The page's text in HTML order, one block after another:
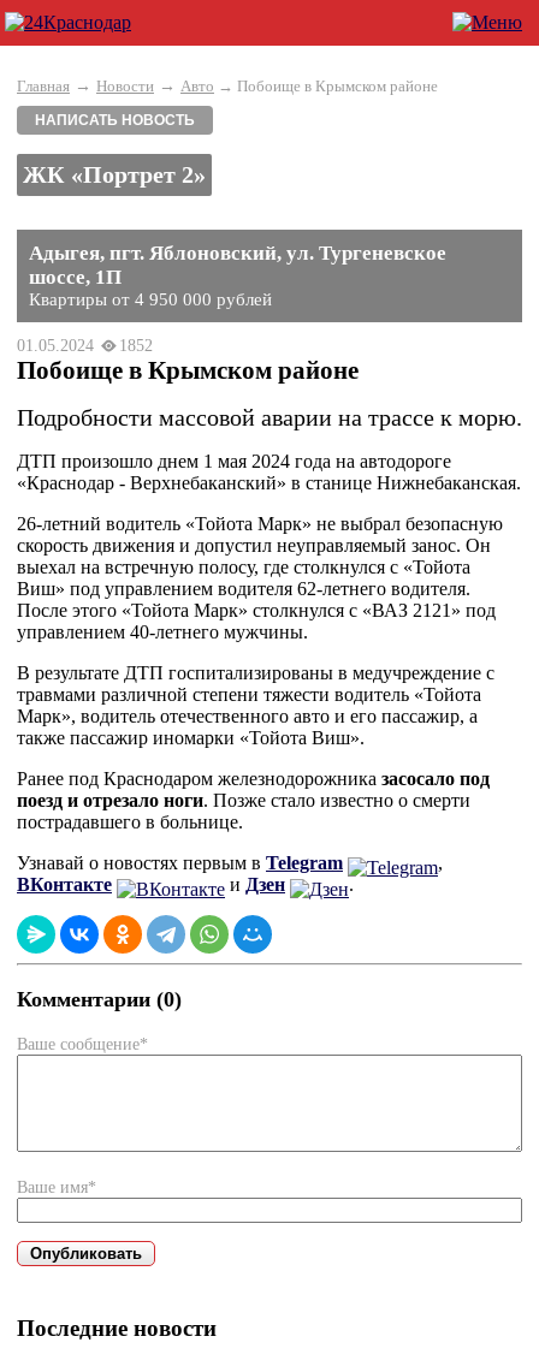
Главная → Новости → Авто → Побоище в Крымском районе
НАПИСАТЬ НОВОСТЬ
ЖК «Портрет 2»
Адыгея, пгт. Яблоновский, ул. Тургеневское
шоссе, 1П
Квартиры от 4 950 000 рублей
01.05.2024 1852
Побоище в Крымском районе
Подробности массовой аварии на трассе к морю.
ДТП произошло днем 1 мая 2024 года на автодороге
«Краснодар - Верхнебаканский» в станице Нижнебаканская.
26-летний водитель «Тойота Марк» не выбрал безопасную
скорость движения и допустил неуправляемый занос. Он
выехал на встречную полосу, где столкнулся с «Тойота
Виш» под управлением водителя 62-летнего водителя.
После этого «Тойота Марк» столкнулся с «ВАЗ 2121» под
управлением 40-летнего мужчины.
В результате ДТП госпитализированы в медучреждение с
травмами различной степени тяжести водитель «Тойота
Марк», водитель отечественного авто и его пассажир, а
также пассажир иномарки «Тойота Виш».
Ранее под Краснодаром железнодорожника засосало под
поезд и отрезало ноги. Позже стало известно о смерти
пострадавшего в больнице.
Узнавай о новостях первым в Telegram
,
ВКонтакте
и Дзен .
Комментарии (0)
Ваше сообщение*
Ваше имя*
Последние новости